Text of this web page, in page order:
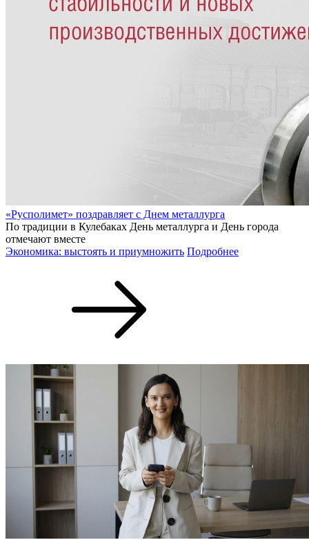
«Русполимет» поздравляет с Днем металлурга
По традиции в Кулебаках День металлурга и День города
отмечают вместе
Экономика: выстоять и приумножить Подробнее